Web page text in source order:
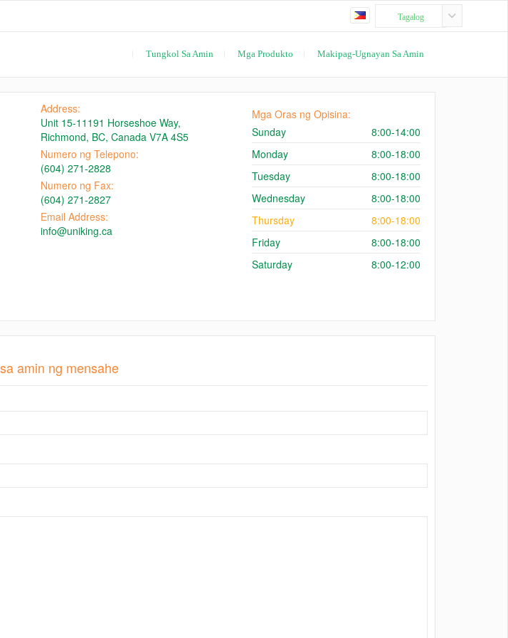
Tagalog
Tungkol Sa Amin Mga Produkto Makipag-Ugnayan Sa Amin
Address:
Unit 15-11191 Horseshoe Way,
Richmond, BC, Canada V7A 4S5
Numero ng Telepono:
(604) 271-2828
Numero ng Fax:
(604) 271-2827
Email Address:
info@uniking.ca
Mga Oras ng Opisina:
Sunday
8:00-14:00
Monday
8:00-18:00
Tuesday
8:00-18:00
Wednesday
8:00-18:00
Thursday
8:00-18:00
Friday
8:00-18:00
Saturday
8:00-12:00
amin ng mensahe